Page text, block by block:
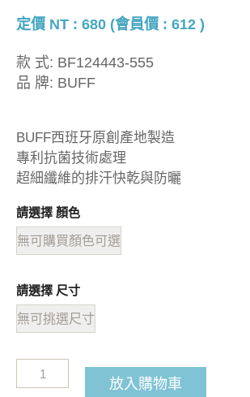
定價 NT : 680 (會員價 : 612 )
款 式: BF124443-555
品 牌: BUFF
BUFF西班牙原創產地製造
專利抗菌技術處理
超細纖維的排汗快乾與防曬
請選擇 顏色
無可購買顏色可選
請選擇 尺寸
無可挑選尺寸
放入購物車